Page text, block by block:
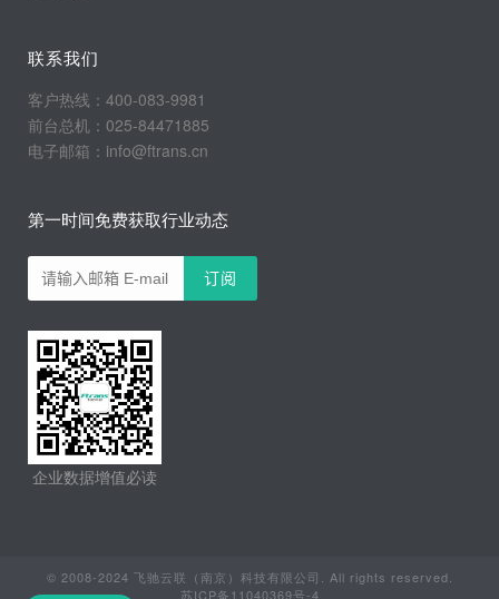
联系我们
客户热线：400-083-9981
前台总机：025-84471885
电子邮箱：info@ftrans.cn
第一时间免费获取行业动态
企业数据增值必读
© 2008-2024 飞驰云联（南京）科技有限公司. All rights reserved.
苏ICP备11040369号-4